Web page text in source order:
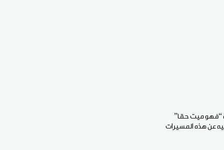
“فهو ميت حقا”
عن هذه المسيرات